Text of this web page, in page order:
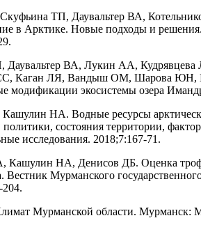
ТП, Даувальтер ВА,
в Арктике. Новые подходы и
Даувальтер ВА, Лукин АА,
Каган ЛЯ, Вандыш ОМ, Шарова ЮН,
модификации экосистемы озера
НА. Водные ресурсы
политики, состояния территории,
исследования. 2018;7:167-71.
Кашулин НА, Денисов ДБ. Оценка
Вестник Мурманского
204.
Мурманской области. Мурманск: